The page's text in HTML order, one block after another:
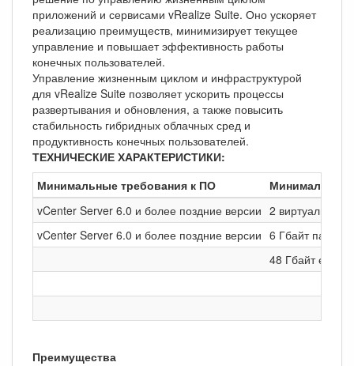
приложений и сервисами vRealize Suite. Оно ускоряет
реализацию преимуществ, минимизирует текущее
управление и повышает эффективность работы
конечных пользователей.
Управление жизненным циклом и инфраструктурой
для vRealize Suite позволяет ускорить процессы
развертывания и обновления, а также повысить
стабильность гибридных облачных сред и
продуктивность конечных пользователей.
ТЕХНИЧЕСКИЕ ХАРАКТЕРИСТИКИ:
Минимальные требования к ПО
Минимальные
vCenter Server 6.0 и более поздние версии 2 виртуальных
vCenter Server 6.0 и более поздние версии 6 Гбайт памяти
48 Гбайт
Преимущества